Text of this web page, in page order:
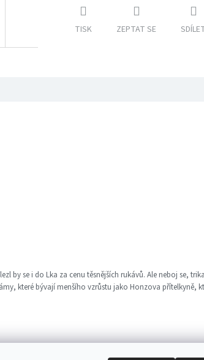
TISK ZEPTAT SE
by se i do Lka za cenu těsnějších rukávů. Ale neboj se,
které bývají menšího vzrůstu jako Honzova přítelkyně,